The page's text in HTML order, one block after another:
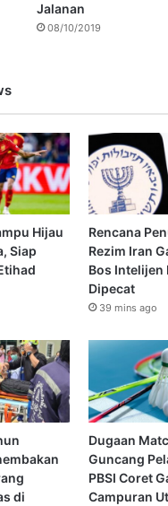
Jalanan
08/10/2019
Hijau
Siap
Rencana
Rezim Iran
Bos Intelijen
Dipecat
39 mins ago
di
Dugaan
Guncang
PBSI Coret
Campuran